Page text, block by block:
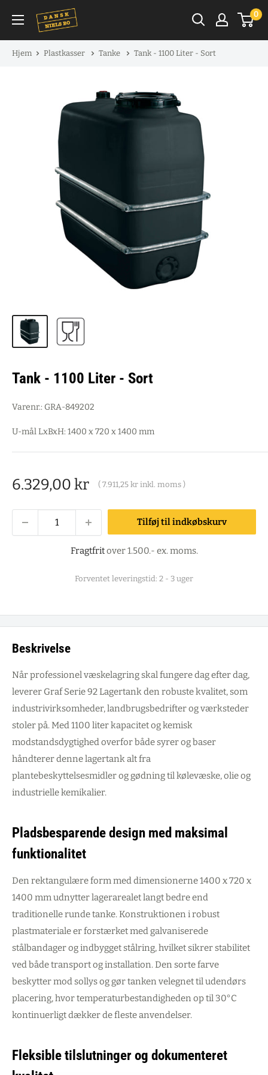
indhold
0
Hjem Plastkasser Tanke Tank - 1100 Liter - Sort
Tank - 1100 Liter - Sort
Varenr.: GRA-849202
U-mål LxBxH: 1400 x 720 x 1400 mm
Salgspris
6.329,00 kr ( 7.911,25 kr inkl. moms )
Tilføj til indkøbskurv
Fragtfritover 1.500.- ex. moms.
Forventet leveringstid: 2 - 3 uger
Beskrivelse
Når professionel væskelagring skal fungere dag efter dag,
leverer Graf Serie 92 Lagertank den robuste kvalitet, som
industrivirksomheder, landbrugsbedrifter og værksteder
stoler på. Med 1100 liter kapacitet og kemisk
modstandsdygtighed overfor både syrer og baser
håndterer denne lagertank alt fra
plantebeskyttelsesmidler og gødning til kølevæske, olie og
industrielle kemikalier.
Pladsbesparende design med maksimal
funktionalitet
Den rektangulære form med dimensionerne 1400 x 720 x
1400 mm udnytter lagerarealet langt bedre end
traditionelle runde tanke. Konstruktionen i robust
plastmateriale er forstærket med galvaniserede
stålbandager og indbygget stålring, hvilket sikrer stabilitet
ved både transport og installation. Den sorte farve
beskytter mod sollys og gør tanken velegnet til udendørs
placering, hvor temperaturbestandigheden op til 30°C
kontinuerligt dækker de fleste anvendelser.
Fleksible tilslutninger og dokumenteret